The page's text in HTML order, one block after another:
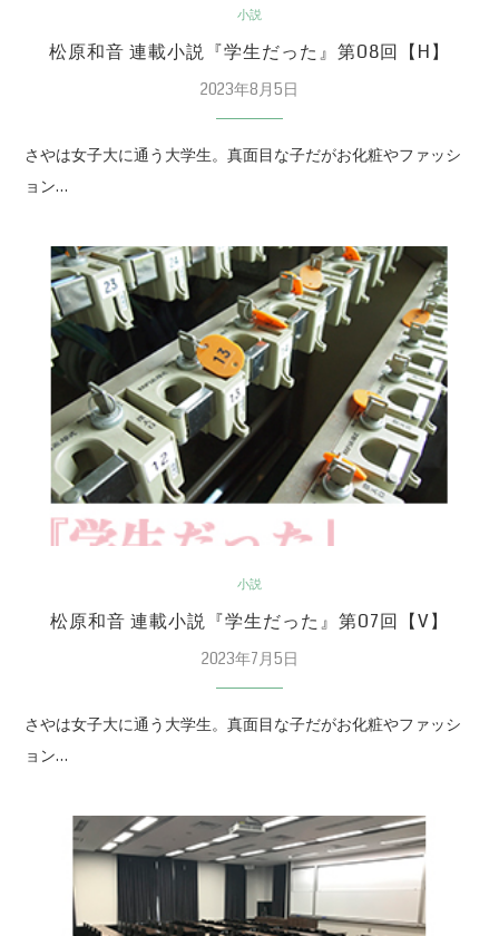
小説
松原和音 連載小説『学生だった』第08回【H】
2023年8月5日
さやは女子大に通う大学生。真面目な子だがお化粧やファッシ
ョン…
小説
松原和音 連載小説『学生だった』第07回【V】
2023年7月5日
さやは女子大に通う大学生。真面目な子だがお化粧やファッシ
ョン…